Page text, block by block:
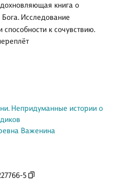
книга о
Исследование
способности к сочувствию.
Непридуманные истории о
Важенина
5